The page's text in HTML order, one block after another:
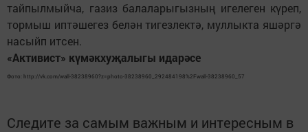
тайпылмыйча, газиз балаларыгызның игелеген күреп,
тормыш иптәшегез белән тигезлектә, муллыкта яшәргә
насыйп итсен.
«Активист» күмәкхуҗалыгы идарәсе
Фото: http://vk.com/wall-38238960?z=photo-38238960_292484198%2Fwall-38238960_57
Следите за самым важным и интересным в